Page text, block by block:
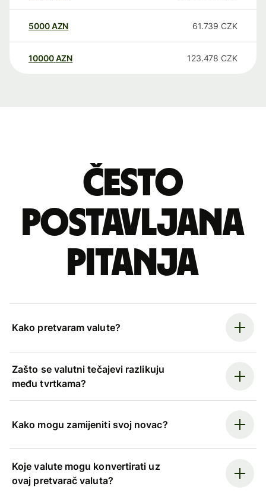
5000AZN 61.739 CZK
10000 AZN 123.478 CZK
Često
postavljana
pitanja
Kako pretvaram valute?
Zašto se valutni tečajevi razlikuju
među tvrtkama?
Kako mogu zamijeniti svoj novac?
Koje valute mogu konvertirati uz
ovaj pretvarač valuta?